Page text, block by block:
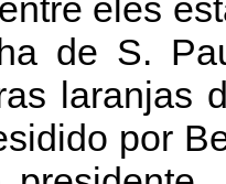
eles
de S.
laranjas
por